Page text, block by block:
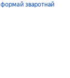
формай зваротнай